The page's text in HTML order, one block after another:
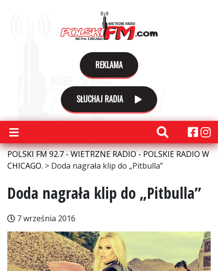
REKLAMA
SŁUCHAJ RADIA
POLSKI FM 92.7 - WIETRZNE RADIO - POLSKIE RADIO W
CHICAGO. > Doda nagrała klip do „Pitbulla”
Doda nagrała klip do „Pitbulla”
7 września 2016